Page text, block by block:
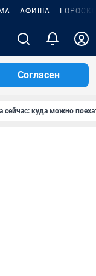
АФИША
Согласен
сейчас: куда можно